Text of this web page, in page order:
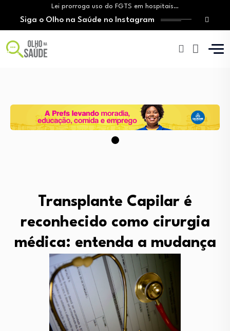
Lei prorroga uso do FGTS em hospitais…
Brasil registra alta taxa de diagnósticos tardios…
Aleitamento materno: Salvador amplia ações de incentivo…
Medicamento incorporado ao SUS reduz em até…
Siga o Olho na Saúde no Instagram
Transplante Capilar é
reconhecido como cirurgia
médica: entenda a mudança